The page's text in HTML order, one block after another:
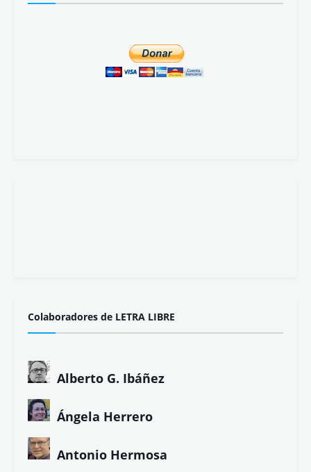
Colaboradores de LETRA LIBRE
Alberto G. Ibáñez
Ángela Herrero
Antonio Hermosa